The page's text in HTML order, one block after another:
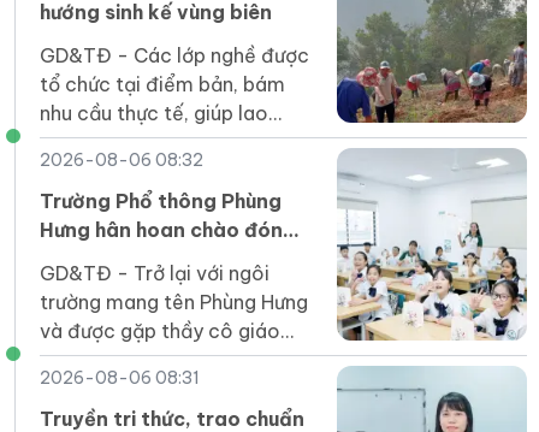
hướng sinh kế vùng biên
GD&TĐ - Các lớp nghề được
tổ chức tại điểm bản, bám
nhu cầu thực tế, giúp lao
động vùng biên Điện Biên tiếp
cận kỹ năng để phát triển
sinh kế.
2026-08-06 08:32
Trường Phổ thông Phùng
Hưng hân hoan chào đón
tân học sinh năm 2026
GD&TĐ - Trở lại với ngôi
trường mang tên Phùng Hưng
và được gặp thầy cô giáo
cùng những người bạn mới là
cảm giác vui mừng, phấn khởi
của các em học sinh.
2026-08-06 08:31
Truyền tri thức, trao chuẩn